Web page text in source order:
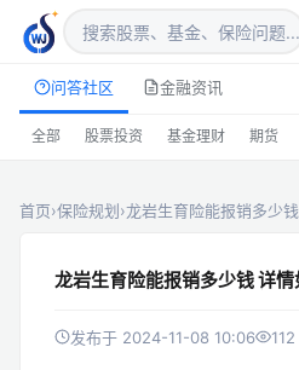
问答社区 金融资讯
全部 股票投资 基金理财 期货
首页›保险规划›龙岩生育险能报销多少
龙岩生育险能报销多少钱 详情
发布于 2024-11-08 10:06